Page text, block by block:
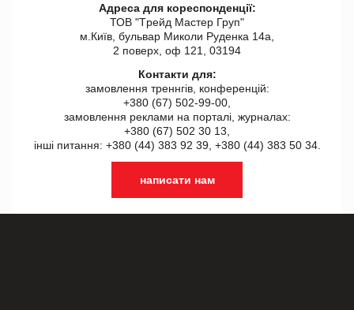
Адреса для кореспонденції:
ТОВ "Tрейд Мастер Груп"
м.Київ, бульвар Миколи Руденка 14а,
2 поверх, оф 121, 03194
Контакти для:
замовлення треннгів, конференцій:
+380 (67) 502-99-00,
замовлення реклами на порталі, журналах:
+380 (67) 502 30 13,
інші питання: +380 (44) 383 92 39, +380 (44) 383 50 34.
написати нам